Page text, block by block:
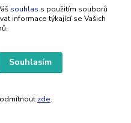
souhlas s použitím souborů
informace týkající se Vašich
Souhlasím
zde.